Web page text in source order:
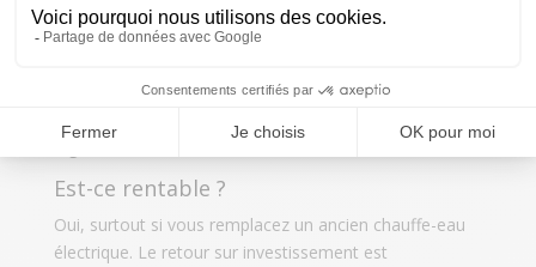
Total installé
Avec les primes, le coût peut être réduit de 500 € à
Est-ce rentable ?
Oui, surtout si vous remplacez un ancien chauffe-eau
électrique. Le retour sur investissement est